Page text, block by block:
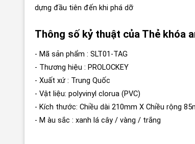
dựng đầu tiên đến khi phá dỡ
Thông số kỷ thuật của Thẻ khóa
- Mã sản phẩm : SLT01-TAG
- Thương hiệu : PROLOCKEY
- Xuất xứ : Trung Quốc
- Vật liệu: polyvinyl clorua (PVC)
- Kích thước: Chiều dài 210mm X Chiều rộng
- M àu sắc : xanh lá cây / vàng / trắng